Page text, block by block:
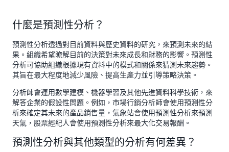
什麼是預測性分析？
預測性分析透過對目前資料與歷史資料的研究，來預測未來的結
果。組織希望瞭解目前的決策對未來成長和財務的影響。預測性
分析可協助組織根據現有資料中的模式和關係來猜測未來趨勢。
其旨在最大程度地減少風險、提高生產力並引導策略決策。
分析師會運用數學建模、機器學習及其他先進資料科學技術，來
解答企業的假設性問題。例如，市場行銷分析師會使用預測性分
析來確定其未來的產品銷售量，氣象站會使用預測性分析來預測
天氣，股票經紀人會使用預測性分析來最大化交易報酬。
預測性分析與其他類型的分析有何差異？